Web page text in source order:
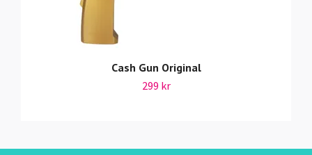
Cash Gun Original
299 kr